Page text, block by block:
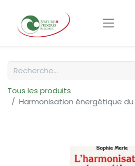
Tous les produits
Harmonisation énergétique